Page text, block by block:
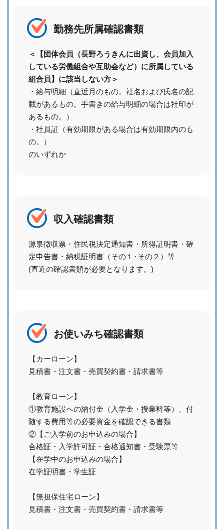
勤務先所属確認書類
＜【団体会員（長野ろうきんに出資し、会員加入
している労働組合や互助会など）に所属している
組合員】に該当しない方＞
・給与明細（直近月のもの。社名および氏名の記
載があるもの。手書きの給与明細の場合は社印が
あるもの。）
・社員証（有効期限がある場合は有効期限内のも
の。）
のいずれか
収入確認書類
源泉徴収票・住民税決定通知書・所得証明書・確
定申告書・納税証明書（その１･その２）等
(直近の確認書類が必要となります。)
お使いみち確認書類
【カーローン】
見積書・注文書・売買契約書・請求書等
【教育ローン】
①教育施設への納付金（入学金・授業料等）、付
随する費用等の必要資金を確認できる書類
②【ご入学前のお申込みの場合】
合格証・入学許可証・合格通知書・受験票等
【在学中のお申込みの場合】
在学証明書・学生証
【無担保住宅ローン】
見積書・注文書・売買契約書・請求書等